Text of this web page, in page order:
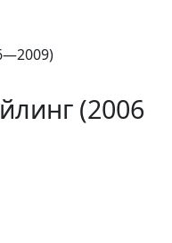
(2006